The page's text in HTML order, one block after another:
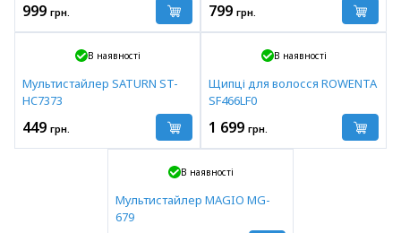
999 грн. 799 грн.
В наявності
Мультистайлер SATURN ST-
HC7373
449 грн.
В наявності
Щипці для волосся ROWENTA
SF466LF0
1 699 грн.
В наявності
Мультистайлер MAGIO MG-
679